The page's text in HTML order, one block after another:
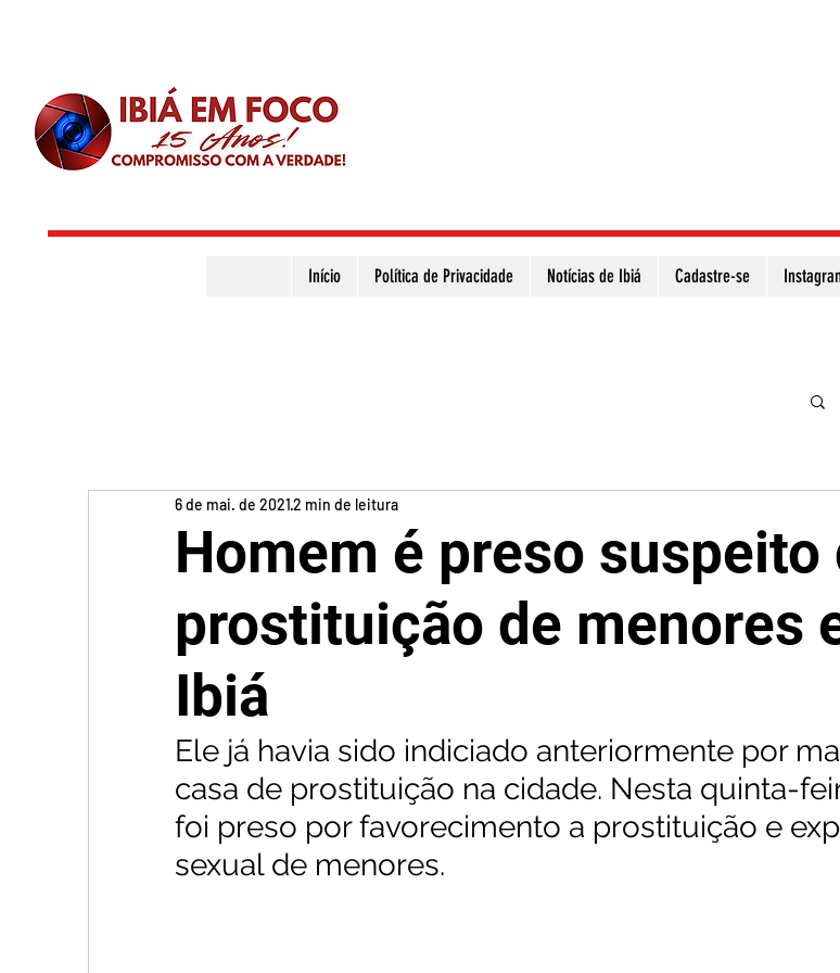
Início Política de Privacidade Notícias de Ibiá Cadastre-se
Homem é preso suspeito
prostituição de menores
Ibiá
6 de mai. de 20212 min de leitura
Ele já havia sido indiciado anteriormente por
casa de prostituição na cidade. Nesta quinta-
foi preso por favorecimento a prostituição e
sexual de menores.